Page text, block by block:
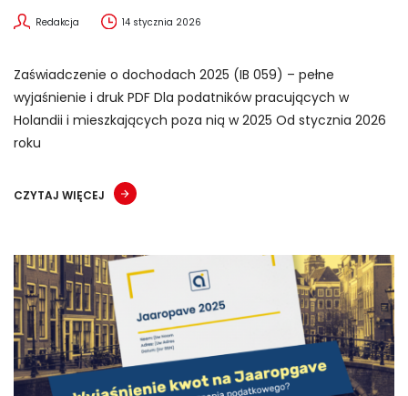
Redakcja 14 stycznia 2026
Zaświadczenie o dochodach 2025 (IB 059) – pełne
wyjaśnienie i druk PDF Dla podatników pracujących w
Holandii i mieszkających poza nią w 2025 Od stycznia 2026
roku
CZYTAJ WIĘCEJ